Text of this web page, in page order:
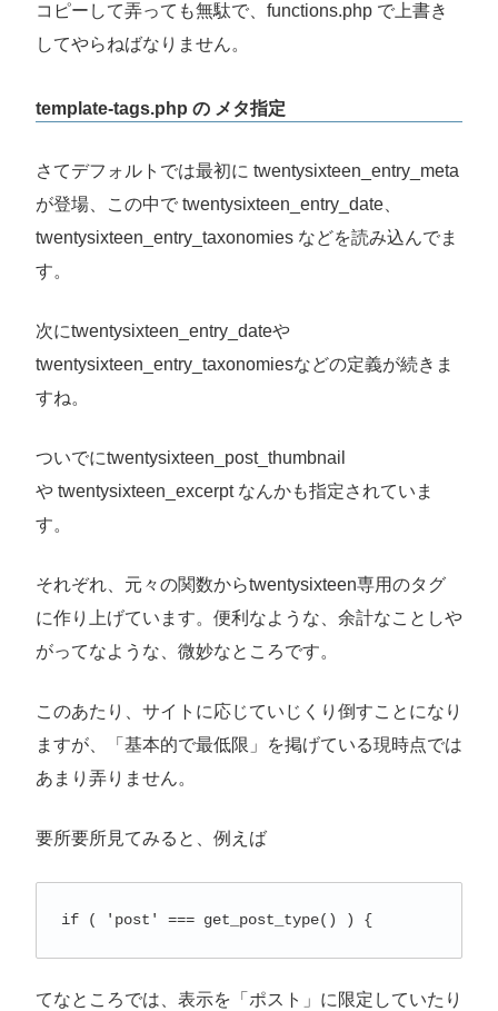
コピーして弄っても無駄で、functions.php で上書き
してやらねばなりません。
template-tags.php の メタ指定
さてデフォルトでは最初に twentysixteen_entry_meta
が登場、この中で twentysixteen_entry_date、
twentysixteen_entry_taxonomies などを読み込んでま
す。
次にtwentysixteen_entry_dateや
twentysixteen_entry_taxonomiesなどの定義が続きま
すね。
ついでにtwentysixteen_post_thumbnail
や twentysixteen_excerpt なんかも指定されていま
す。
それぞれ、元々の関数からtwentysixteen専用のタグ
に作り上げています。便利なような、余計なことしや
がってなような、微妙なところです。
このあたり、サイトに応じていじくり倒すことになり
ますが、「基本的で最低限」を掲げている現時点では
あまり弄りません。
要所要所見てみると、例えば
if ( 'post' === get_post_type() ) {
てなところでは、表示を「ポスト」に限定していたり